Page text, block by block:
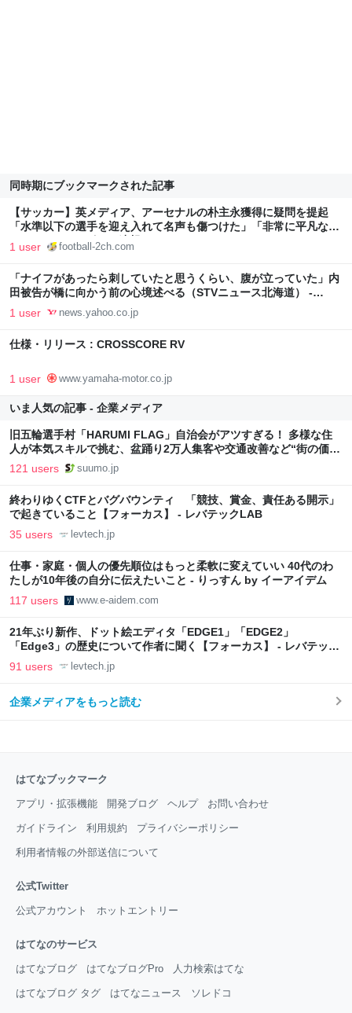
同時期にブックマークされた記事
【サッカー】英メディア、アーセナルの朴主永獲得に疑問を提起
「水準以下の選手を迎え入れて名声も傷つけた」「非常に平凡なレ
ベル」 - フットボール速報
1 user football-2ch.com
「ナイフがあったら刺していたと思うくらい、腹が立っていた」内
田被告が橋に向かう前の心境述べる（STVニュース北海道） -
Yahoo!ニュース
1 user news.yahoo.co.jp
仕様・リリース : CROSSCORE RV
1 user www.yamaha-motor.co.jp
いま人気の記事 - 企業メディア
旧五輪選手村「HARUMI FLAG」自治会がアツすぎる！ 多様な住
人が本気スキルで挑む、盆踊り2万人集客や交通改善など“街の価値
向上”戦略 東京・中央区
121 users suumo.jp
終わりゆくCTFとバグバウンティ 「競技、賞金、責任ある開示」
で起きていること【フォーカス】 - レバテックLAB
35 users levtech.jp
仕事・家庭・個人の優先順位はもっと柔軟に変えていい 40代のわ
たしが10年後の自分に伝えたいこと - りっすん by イーアイデム
117 users www.e-aidem.com
21年ぶり新作、ドット絵エディタ「EDGE1」「EDGE2」
「Edge3」の歴史について作者に聞く【フォーカス】 - レバテック
LAB
91 users levtech.jp
企業メディアをもっと読む
はてなブックマーク
アプリ・拡張機能 開発ブログ ヘルプ お問い合わせ
ガイドライン 利用規約 プライバシーポリシー
利用者情報の外部送信について
公式Twitter
公式アカウント ホットエントリー
はてなのサービス
はてなブログ はてなブログPro 人力検索はてな
はてなブログ タグ はてなニュース ソレドコ